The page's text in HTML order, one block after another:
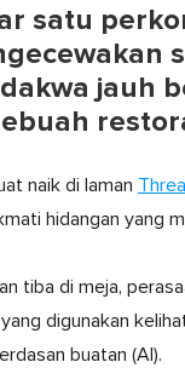
satu
jauh
naik di laman
hidangan yang
tiba di meja,
digunakan
buatan (AI).